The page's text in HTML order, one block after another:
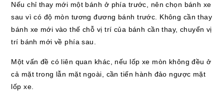
Nếu chỉ thay mới một bánh ở phía trước, nên chọn bánh xe
sau vì có độ mòn tương đương bánh trước. Không cần thay
bánh xe mới vào thế chỗ vị trí của bánh cần thay, chuyển vị
trí bánh mới về phía sau.
Một vấn đề có liên quan khác, nếu lốp xe mòn không đều ở
cả mặt trong lẫn mặt ngoài, cần tiến hành đảo ngược mặt
lốp xe.